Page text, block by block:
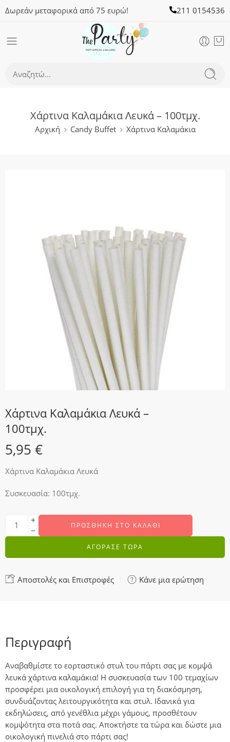
Δωρεάν μεταφορικά από 75 ευρώ! 211 0154536
Χάρτινα Καλαμάκια Λευκά – 100τμχ.
Αρχική Candy Buffet Χάρτινα Καλαμάκια
Χάρτινα Καλαμάκια Λευκά –
100τμχ.
5,95 €
Χάρτινα Καλαμάκια Λευκά
Συσκευασία: 100τμχ.
ΠΡΟΣΘΉΚΗ ΣΤΟ ΚΑΛΆΘΙ
ΑΓΟΡΑΣΕ ΤΩΡΑ
Αποστολές και Επιστροφές Κάνε μια ερώτηση
Περιγραφή
Αναβαθμίστε το εορταστικό στυλ του πάρτι σας με κομψά
λευκά χάρτινα καλαμάκια! Η συσκευασία των 100 τεμαχίων
προσφέρει μια οικολογική επιλογή για τη διακόσμηση,
συνδυάζοντας λειτουργικότητα και στυλ. Ιδανικά για
εκδηλώσεις, από γενέθλια μέχρι γάμους, προσθέτουν
κομψότητα στα ποτά σας. Αποκτήστε τα τώρα και δώστε μια
οικολογική πινελιά στο πάρτι σας!